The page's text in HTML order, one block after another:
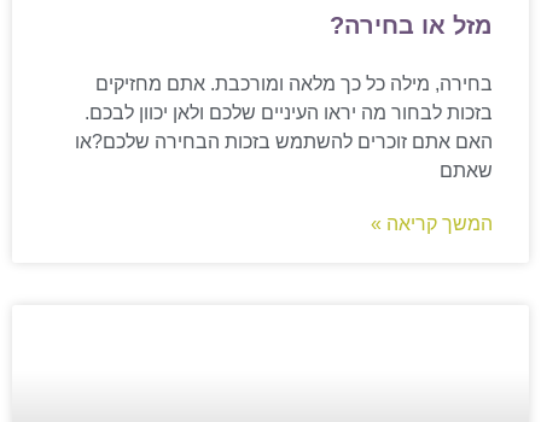
מזל או בחירה?
בחירה, מילה כל כך מלאה ומורכבת. אתם מחזיקים
בזכות לבחור מה יראו העיניים שלכם ולאן יכוון לבכם.
האם אתם זוכרים להשתמש בזכות הבחירה שלכם?או
שאתם
המשך קריאה »